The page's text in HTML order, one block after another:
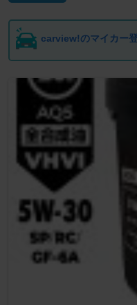
carview!のマイカー